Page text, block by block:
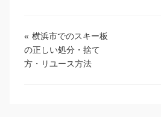
« 横浜市でのスキー板
の正しい処分・捨て
方・リユース方法